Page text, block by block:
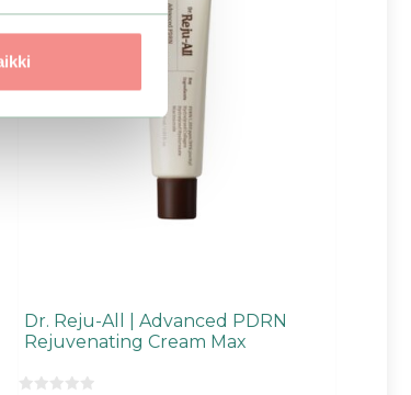
Dr. Reju-All | Advanced PDRN
Rejuvenating Cream Max